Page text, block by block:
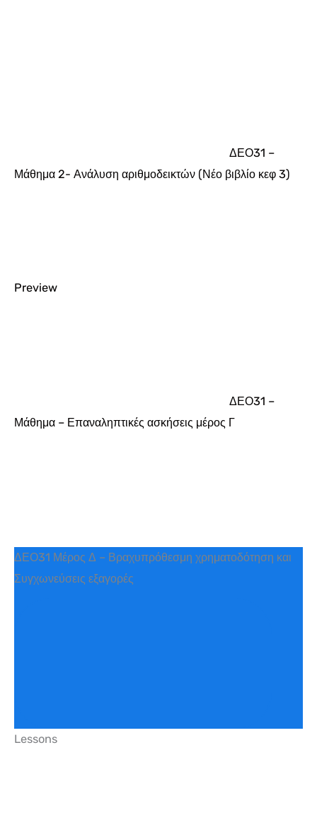
ΔΕΟ31 –
Μάθημα 2- Ανάλυση αριθμοδεικτών (Νέο βιβλίο κεφ 3)
Preview
ΔΕΟ31 –
Μάθημα – Επαναληπτικές ασκήσεις μέρος Γ
ΔΕΟ31 Μέρος Δ – Βραχυπρόθεσμη χρηματοδότηση και
Συγχωνεύσεις εξαγορές
Lessons